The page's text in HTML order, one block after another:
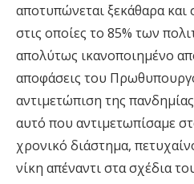
αποτυπώνεται ξεκάθαρα και
στις οποίες το 85% των
απολύτως ικανοποιημένο
αποφάσεις του
αντιμετώπιση της
αυτό που αντιμετωπίσαμε
χρονικό διάστημα,
νίκη απέναντι στα σχέδια